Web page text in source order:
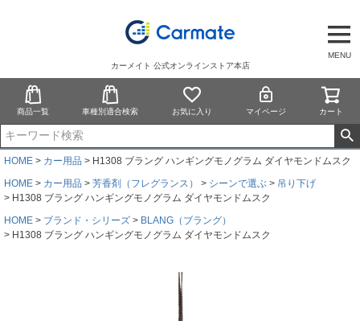
MENU
カーメイト 公式オンラインストア本店
商品一覧 車種別適合検索 お気に入り マイページ カート
HOME カー用品
H1308 ブラング ハンギングモノグラム ダイヤモンドムスク
HOME
カー用品 芳香剤（フレグランス） シーンで選ぶ
吊り下げ
H1308 ブラング ハンギングモノグラム ダイヤモンドムスク
HOME
ブランド・シリーズ
BLANG（ブラング）
H1308 ブラング ハンギングモノグラム ダイヤモンドムスク